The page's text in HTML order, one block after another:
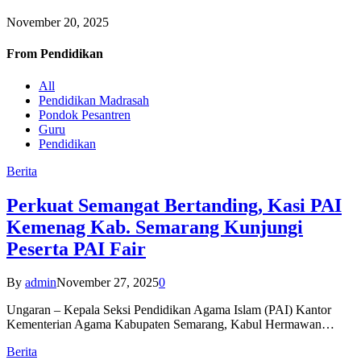
November 20, 2025
From Pendidikan
All
Pendidikan Madrasah
Pondok Pesantren
Guru
Pendidikan
Berita
Perkuat Semangat Bertanding, Kasi PAI
Kemenag Kab. Semarang Kunjungi
Peserta PAI Fair
By adminNovember 27, 20250
Ungaran – Kepala Seksi Pendidikan Agama Islam (PAI) Kantor
Kementerian Agama Kabupaten Semarang, Kabul Hermawan…
Berita